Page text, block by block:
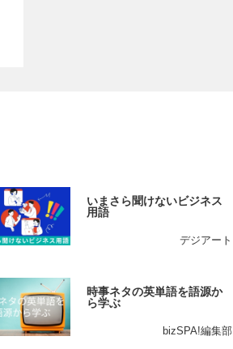
いまさら聞けないビジネス
用語
デジアート
時事ネタの英単語を語源か
ら学ぶ
bizSPA!編集部